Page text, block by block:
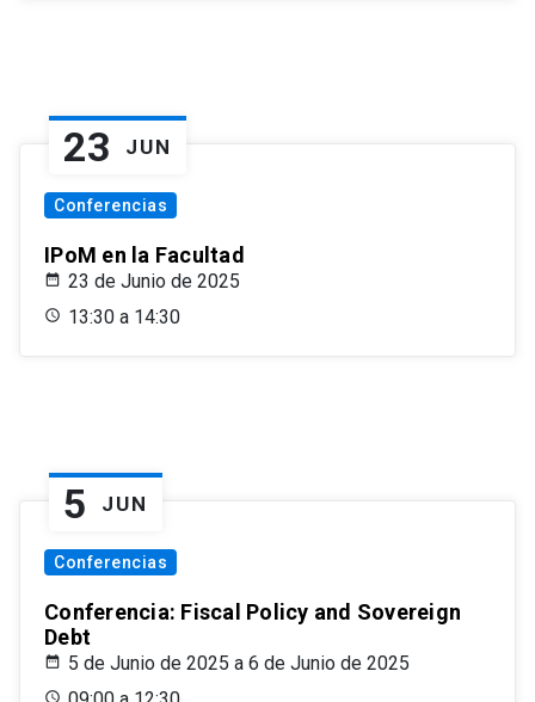
23 JUN
Conferencias
IPoM en la Facultad
23 de Junio de 2025
13:30 a 14:30
5 JUN
Conferencias
Conferencia: Fiscal Policy and Sovereign
Debt
5 de Junio de 2025 a 6 de Junio de 2025